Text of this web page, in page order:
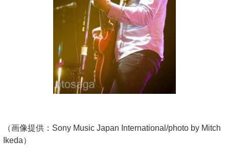
（画像提供：Sony Music Japan International/photo by Mitch
Ikeda）